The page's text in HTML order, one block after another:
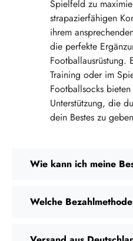
Spielfeld zu
strapazierfähigen
ihrem
die perfekte
Footballausrüstung.
Training oder im
Footballsocks
Unterstützung, die
dein Bestes zu geben
Wie kann ich meine
Welche